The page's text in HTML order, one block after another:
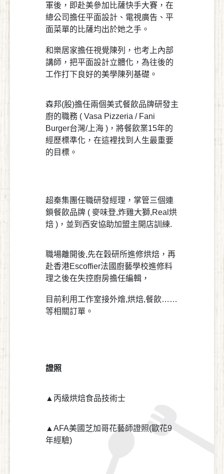
軍後，即赴美參加比薩快手大賽，在
總公司擔任平面設計、電視廣告、平
面菜單的比薩均出於她之手。
和樂居家擔任視覺陳列，也考上內部
講師，把平面設計立體化，為往後的
工作打下良好的美學陳列基礎。
森邦(股)擔任兩個美式餐飲品牌研發主
廚的職務 ( Vasa Pizzeria / Fani
Burger台灣/上海 )，將餐飲業15年的
經歷標準化，在這裡找到人生最重要
的目標。
超秦集團任職研發經理，掌管三個連
鎖餐飲品牌 ( 麥味登,炸雞大獅,Real烘
焙 )，並到西安協助加盟主開店訓練.
職場離開後,先在穀研所進修烘焙，再
赴香港Escoffier法國廚藝學校進修料
理之後在失控廚房擔任編輯，
目前利用工作室接外燴,烘焙,餐飲……
等相關訂單。
證照
▲丙級烘焙食品技術士
▲AFA美國芝加哥花藝師證照(歐花9
年經驗)